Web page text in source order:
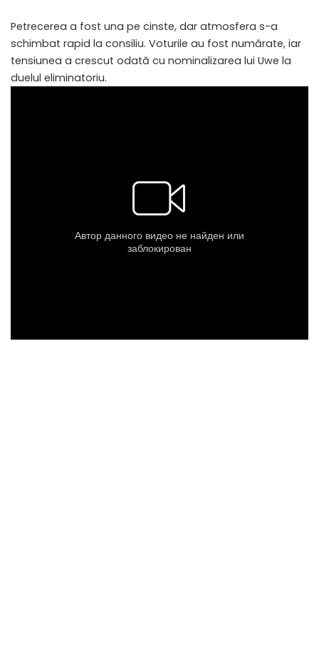
Petrecerea a fost una pe cinste, dar atmosfera s-a
schimbat rapid la consiliu. Voturile au fost numărate, iar
tensiunea a crescut odată cu nominalizarea lui Uwe la
duelul eliminatoriu.